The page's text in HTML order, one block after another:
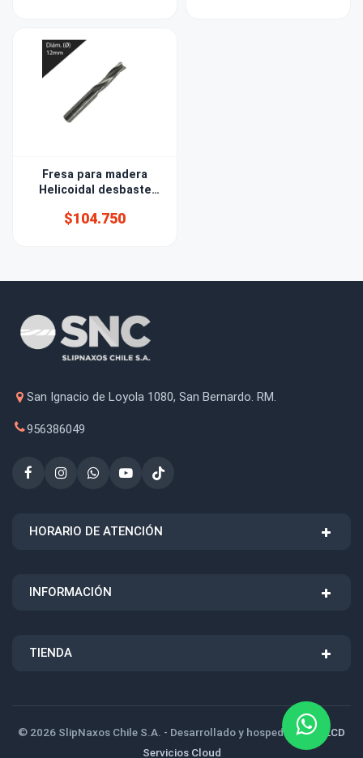
Fresa para madera
Helicoidal desbaste
$104.750
San Ignacio de Loyola 1080, San Bernardo. RM.
956386049
HORARIO DE ATENCIÓN
INFORMACIÓN
TIENDA
© 2026 SlipNaxos Chile S.A. - Desarrollado y hospedado por
LCD
Servicios Cloud